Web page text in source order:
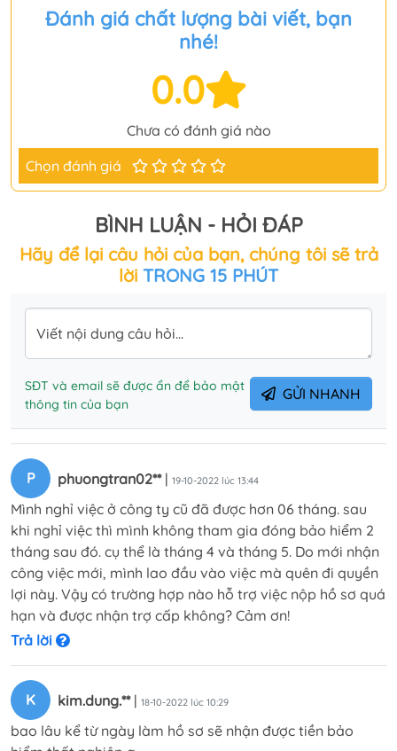
Đánh giá chất lượng bài viết, bạn
nhé!
0.0
Chưa có đánh giá nào
Chọn đánh giá
BÌNH LUẬN - HỎI ĐÁP
Hãy để lại câu hỏi của bạn, chúng tôi sẽ trả
lời TRONG 15 PHÚT
Viết nội dung câu hỏi...
SĐT và email sẽ được ẩn để bảo mật
thông tin của bạn
GỬI NHANH
P phuongtran02**| 19-10-2022 lúc 13:44
Mình nghỉ việc ở công ty cũ đã được hơn 06 tháng. sau
khi nghỉ việc thì mình không tham gia đóng bảo hiểm 2
tháng sau đó. cụ thể là tháng 4 và tháng 5. Do mới nhận
công việc mới, mình lao đầu vào việc mà quên đi quyền
lợi này. Vậy có trường hợp nào hỗ trợ việc nộp hồ sơ quá
hạn và được nhận trợ cấp không? Cảm ơn!
Trả lời
K kim.dung.**| 18-10-2022 lúc 10:29
bao lâu kể từ ngày làm hồ sơ sẽ nhận được tiền bảo